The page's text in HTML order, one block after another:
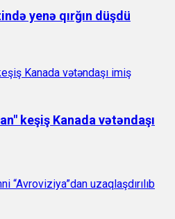
yenə qırğın düşdü
keşiş Kanada vətəndaşı